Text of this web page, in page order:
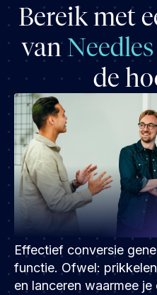
Contact
Bereik met
vanNeedles
de
Effectief conversie
functie. Ofwel:
en lanceren waarmee